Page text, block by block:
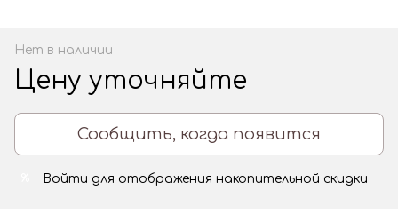
Нет в наличии
Цену уточняйте
Сообщить, когда появится
Войти для отображения накопительной скидки